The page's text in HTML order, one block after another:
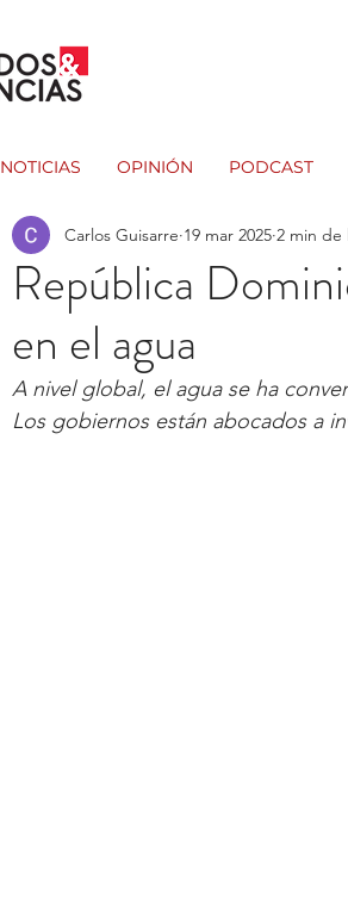
NOTICIAS OPINIÓN PODCAST
República
en el agua
Carlos Guisarre 19 mar 2025 2 min de
A nivel global, el agua se ha
Los gobiernos están abocados a